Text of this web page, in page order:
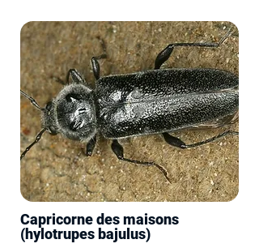
Capricorne des maisons
(hylotrupes bajulus)